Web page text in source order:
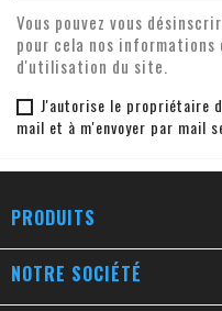
Vous pouvez vous
pour cela nos
d'utilisation du site.
J'autorise le propriétaire
mail et à m'envoyer par mail
PRODUITS
NOTRE SOCIÉTÉ